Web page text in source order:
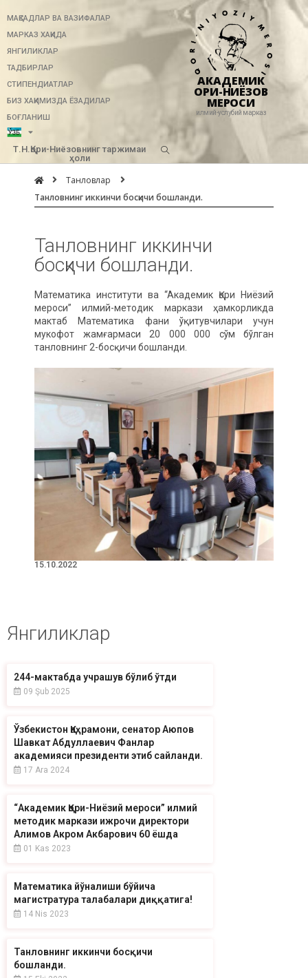
МАҚСАДЛАР ВА ВАЗИФАЛАР
МАРКАЗ ХАҚИДА
ЯНГИЛИКЛАР
ТАДБИРЛАР
СТИПЕНДИАТЛАР
БИЗ ХАҚИМИЗДА ЁЗАДИЛАР
БОҒЛАНИШ
АКАДЕМИК
ҚОРИ-НИЁЗОВ
МЕРОСИ
илмий-услубий марказ
Т.Н.Қори-Ниёзовнинг таржимаи
ҳоли
Танловлар
Танловнинг иккинчи босқичи бошланди.
Танловнинг иккинчи
босқичи бошланди.
Математика институти ва “Aкадемик Қори Ниёзий
мероси” илмий-методик маркази ҳамкорликда
мактаб Математика фани ўқитувчилари учун
мукофот жамғармаси 20 000 000 сўм бўлган
танловнинг 2-босқичи бошланди.
15.10.2022
Янгиликлар
244-мактабда учрашув бўлиб ўтди
09 Şub 2025
Ўзбекистон Қаҳрамони, сенатор Аюпов
Шавкат Абдуллаевич Фанлар
академияси президенти этиб сайланди.
17 Ara 2024
“Академик Қори-Ниёзий мероси” илмий
методик маркази ижрочи директори
Алимов Акром Акбарович 60 ёшда
01 Kas 2023
Математика йўналиши бўйича
магистратура талабалари диққатига!
14 Nis 2023
Танловнинг иккинчи босқичи
бошланди.